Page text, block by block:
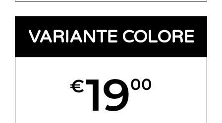
VARIANTE COLORE
€1900